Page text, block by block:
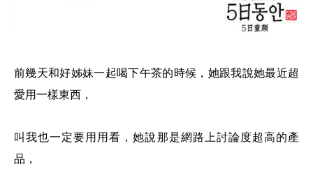
前幾天和好姊妹一起喝下午茶的時候，她跟我說她最近超
愛用一樣東西，
叫我也一定要用用看，她說那是網路上討論度超高的產
品，